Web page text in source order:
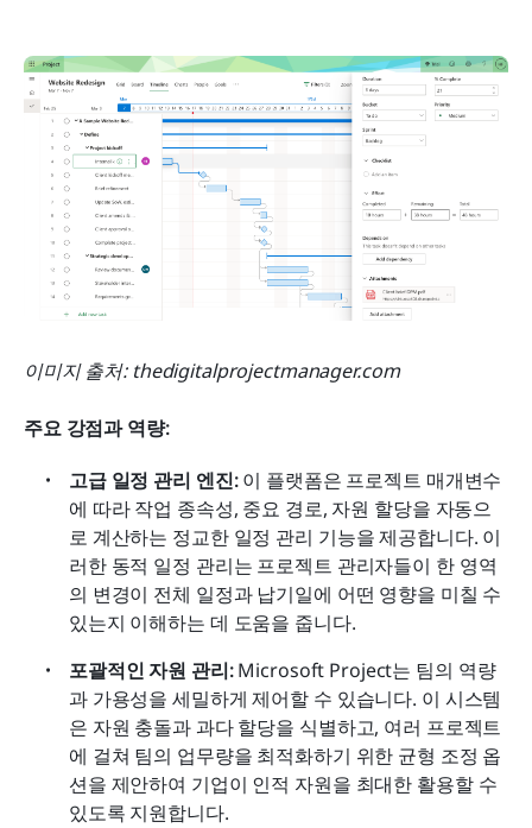
이미지 출처: thedigitalprojectmanager.com
주요 강점과 역량:
고급 일정 관리 엔진: 이 플랫폼은 프로젝트 매개변수
에 따라 작업 종속성, 중요 경로, 자원 할당을 자동으
로 계산하는 정교한 일정 관리 기능을 제공합니다. 이
러한 동적 일정 관리는 프로젝트 관리자들이 한 영역
의 변경이 전체 일정과 납기일에 어떤 영향을 미칠 수
있는지 이해하는 데 도움을 줍니다.
포괄적인 자원 관리: Microsoft Project는 팀의 역량
과 가용성을 세밀하게 제어할 수 있습니다. 이 시스템
은 자원 충돌과 과다 할당을 식별하고, 여러 프로젝트
에 걸쳐 팀의 업무량을 최적화하기 위한 균형 조정 옵
션을 제안하여 기업이 인적 자원을 최대한 활용할 수
있도록 지원합니다.